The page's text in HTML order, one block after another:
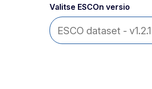
Valitse ESCOn versio